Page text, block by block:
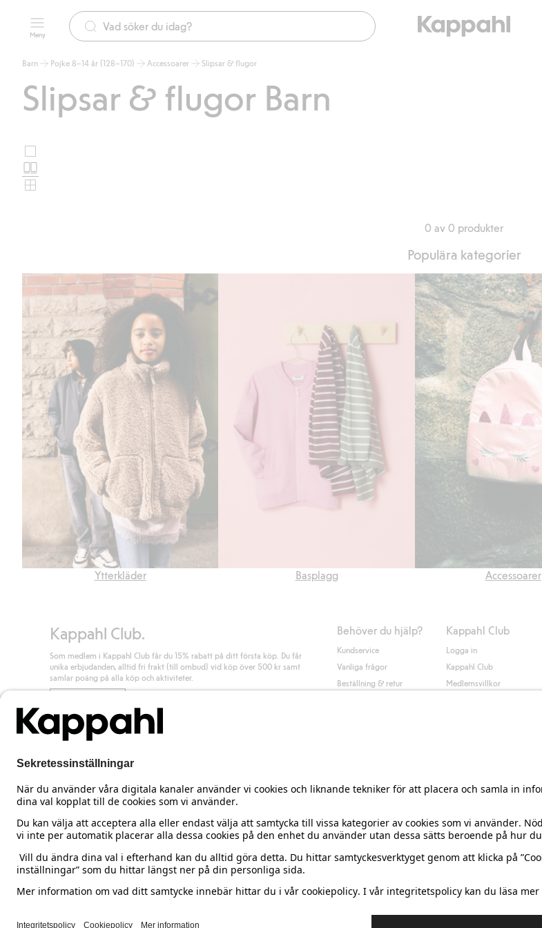
Meny
Barn Pojke 8–14 år (128–170) Accessoarer Slipsar & flugor
Slipsar & flugor Barn
Välj
produktkortslayout
0 av 0 produkter
Populära kategorier
Ytterkläder Basplagg Accessoarer
Kappahl Club.
Som medlem i Kappahl Club får du 15% rabatt på ditt första köp. Du får
unika erbjudanden, alltid fri frakt (till ombud) vid köp över 500 kr samt
samlar poäng på alla köp och aktiviteter.
Behöver du hjälp?
Kundservice
Vanliga frågor
Beställning & retur
Kappahl Club
Logga in
Kappahl Club
Medlemsvillkor
Sweden Ändra land
Cookies